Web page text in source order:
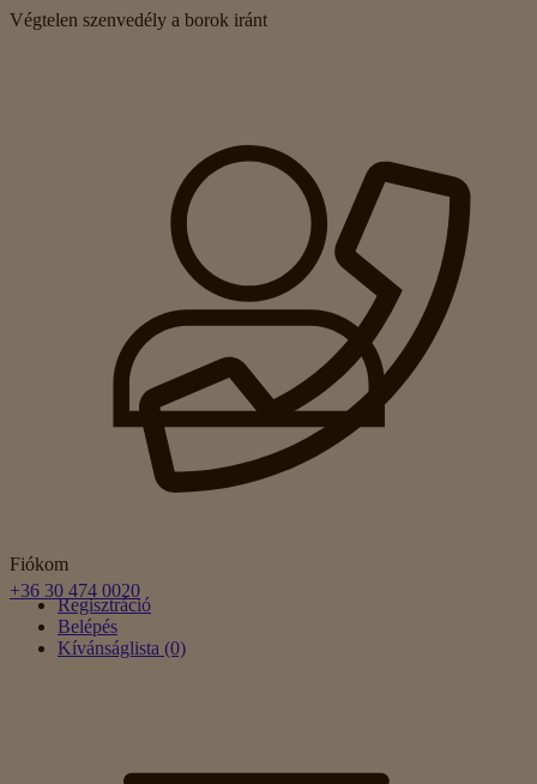
Végtelen szenvedély a borok iránt
Fiókom
Regisztráció
Belépés
Kívánságlista (0)
+36 30 474 0020